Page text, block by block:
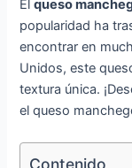
Elqueso
popularidad ha
encontrar en
Unidos, este
textura única.
el queso
Contenido